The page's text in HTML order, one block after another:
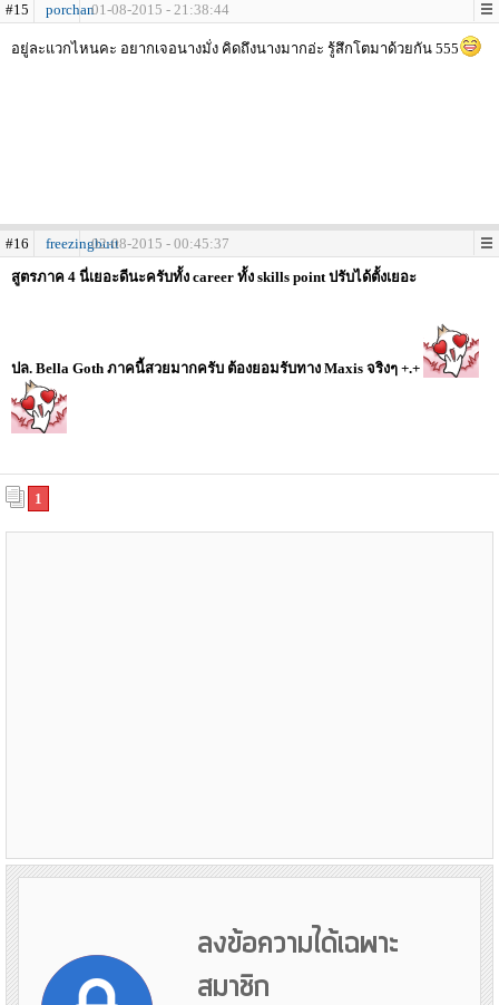
#15 porchan01-08-2015 - 21:38:44
อยู่ละแวกไหนคะ อยากเจอนางมั่ง คิดถึงนางมากอ่ะ รู้สึกโตมาด้วยกัน 555
#16 freezingbutt02-08-2015 - 00:45:37
สูตรภาค 4 นี่เยอะดีนะครับทั้ง career ทั้ง skills point ปรับได้ตั้งเยอะ
ปล. Bella Goth ภาคนี้สวยมากครับ ต้องยอมรับทาง Maxis จริงๆ +.+
1
ลงข้อความได้เฉพาะ
สมาชิก